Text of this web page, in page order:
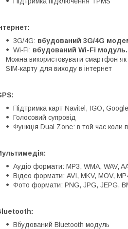
3G/4G: вбудований 3G/4G
Wi-Fi: вбудований Wi-Fi модуль.
Можна використовувати смартфон як
SIM-карту для виходу в інтернет
Підтримка карт Navitel, IGO,
Голосовий супровід
Функція Dual Zone: в той час коли
Аудіо формати: MP3, WMA, WAV,
Відео формати: AVI, MKV, MOV,
Фото формати: PNG, JPG, JEPG,
Вбудований Bluetooth модуль